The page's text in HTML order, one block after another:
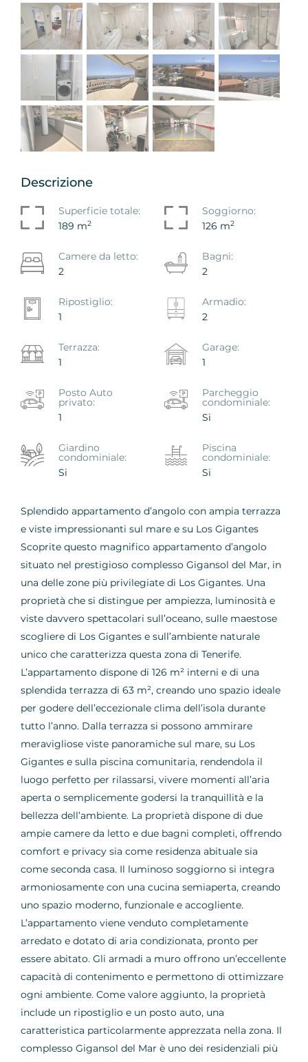
Descrizione
Superficie totale:
189 m2
Soggiorno:
126 m2
Camere da letto:
2
Bagni:
2
Ripostiglio:
1
Armadio:
2
Terrazza:
1
Garage:
1
Posto Auto
privato:
1
Parcheggio
condominiale:
Si
Giardino
condominiale:
Si
Piscina
condominiale:
Si
Splendido appartamento d’angolo con ampia terrazza
e viste impressionanti sul mare e su Los Gigantes
Scoprite questo magnifico appartamento d’angolo
situato nel prestigioso complesso Gigansol del Mar, in
una delle zone più privilegiate di Los Gigantes. Una
proprietà che si distingue per ampiezza, luminosità e
viste davvero spettacolari sull’oceano, sulle maestose
scogliere di Los Gigantes e sull’ambiente naturale
unico che caratterizza questa zona di Tenerife.
L’appartamento dispone di 126 m² interni e di una
splendida terrazza di 63 m², creando uno spazio ideale
per godere dell’eccezionale clima dell’isola durante
tutto l’anno. Dalla terrazza si possono ammirare
meravigliose viste panoramiche sul mare, su Los
Gigantes e sulla piscina comunitaria, rendendola il
luogo perfetto per rilassarsi, vivere momenti all’aria
aperta o semplicemente godersi la tranquillità e la
bellezza dell’ambiente. La proprietà dispone di due
ampie camere da letto e due bagni completi, offrendo
comfort e privacy sia come residenza abituale sia
come seconda casa. Il luminoso soggiorno si integra
armoniosamente con una cucina semiaperta, creando
uno spazio moderno, funzionale e accogliente.
L’appartamento viene venduto completamente
arredato e dotato di aria condizionata, pronto per
essere abitato. Gli armadi a muro offrono un’eccellente
capacità di contenimento e permettono di ottimizzare
ogni ambiente. Come valore aggiunto, la proprietà
include un ripostiglio e un posto auto, una
caratteristica particolarmente apprezzata nella zona. Il
complesso Gigansol del Mar è uno dei residenziali più